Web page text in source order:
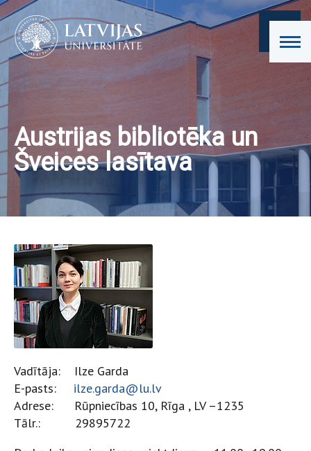
Austrijas bibliotēka un
Šveices lasītava
Vadītāja: Ilze Garda
E-pasts:
ilze.garda@lu.lv
Adrese: Rūpniecības 10, Rīga , LV –1235
Tālr.: 29895722